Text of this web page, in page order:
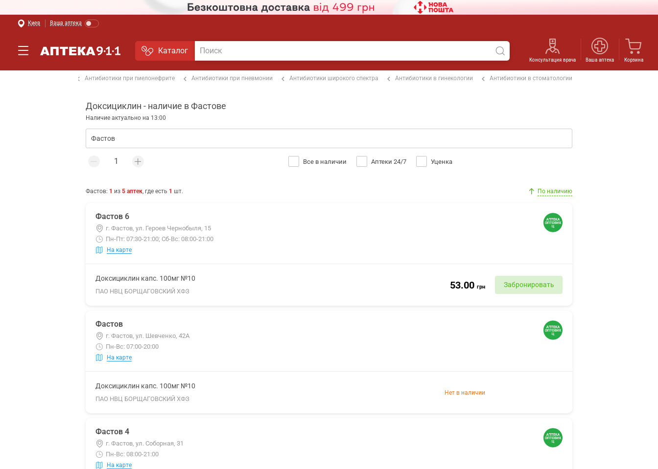
Киев Ваша аптека
Каталог
Консультация врача Ваша аптека Корзина
Антибиотики при пиелонефрите Антибиотики при пневмонии Антибиотики широкого спектра Антибиотики в гинекологии Антибиотики в стоматологии
Доксициклин - наличие в Фастове
Наличие актуально на 13:00
Все в наличии Аптеки 24/7 Уценка
Фастов: 1 из 5 аптек, где есть 1 шт. По наличию
Фастов 6
г. Фастов, ул. Героев Чернобыля, 15
Пн-Пт: 07:30-21:00; Сб-Вс: 08:00-21:00
На карте
Доксициклин капс. 100мг №10
ПАО НВЦ БОРЩАГОВСКИЙ ХФЗ
53.00 грн Забронировать
Фастов
г. Фастов, ул. Шевченко, 42А
Пн-Вс: 07:00-20:00
На карте
Доксициклин капс. 100мг №10
ПАО НВЦ БОРЩАГОВСКИЙ ХФЗ
Нет в наличии
Фастов 4
г. Фастов, ул. Соборная, 31
Пн-Вс: 08:00-21:00
На карте